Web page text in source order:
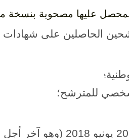
عليها مصحوبة بنسخة
الحاصلين على
؛
للمترشح؛
ترسل ملفات الترشيح عن طريق البريد